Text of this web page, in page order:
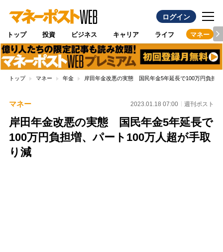
ログイン
トップ 投資 ビジネス キャリア ライフ マネー
トップ マネー 年金 岸田年金改悪の実態 国民年金5年延長で100万円負担
マネー 2023.01.18 07:00 週刊ポスト
岸田年金改悪の実態 国民年金5年延長で
100万円負担増、パート100万人超が手取
り減